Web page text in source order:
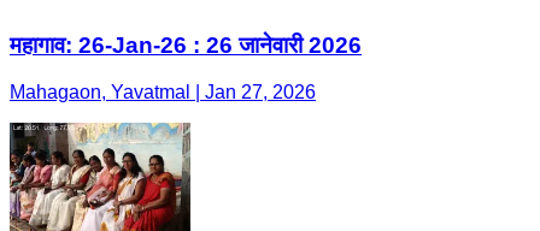
महागाव: 26-Jan-26 : 26 जानेवारी 2026
Mahagaon, Yavatmal | Jan 27, 2026